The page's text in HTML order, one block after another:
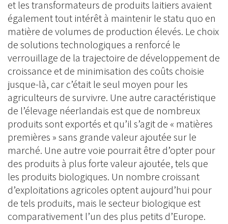
et les transformateurs de produits laitiers avaient
également tout intérêt à maintenir le statu quo en
matière de volumes de production élevés. Le choix
de solutions technologiques a renforcé le
verrouillage de la trajectoire de développement de
croissance et de minimisation des coûts choisie
jusque-là, car c’était le seul moyen pour les
agriculteurs de survivre. Une autre caractéristique
de l’élevage néerlandais est que de nombreux
produits sont exportés et qu’il s’agit de « matières
premières » sans grande valeur ajoutée sur le
marché. Une autre voie pourrait être d’opter pour
des produits à plus forte valeur ajoutée, tels que
les produits biologiques. Un nombre croissant
d’exploitations agricoles optent aujourd’hui pour
de tels produits, mais le secteur biologique est
comparativement l’un des plus petits d’Europe.